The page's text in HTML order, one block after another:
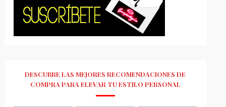
DESCUBRE LAS MEJORES RECOMENDACIONES DE
COMPRA PARA ELEVAR TU ESTILO PERSONAL